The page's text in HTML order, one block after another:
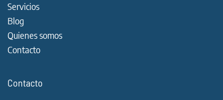
Servicios
Blog
Quienes somos
Contacto
Contacto